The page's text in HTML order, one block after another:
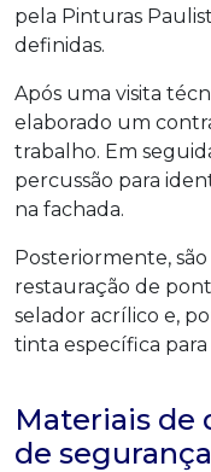
pela Pinturas
definidas.
Após uma visita
elaborado um
trabalho. Em
percussão para
na fachada.
Posteriormente,
restauração de
selador acrílico e,
tinta específica para
Materiais de
de segurança